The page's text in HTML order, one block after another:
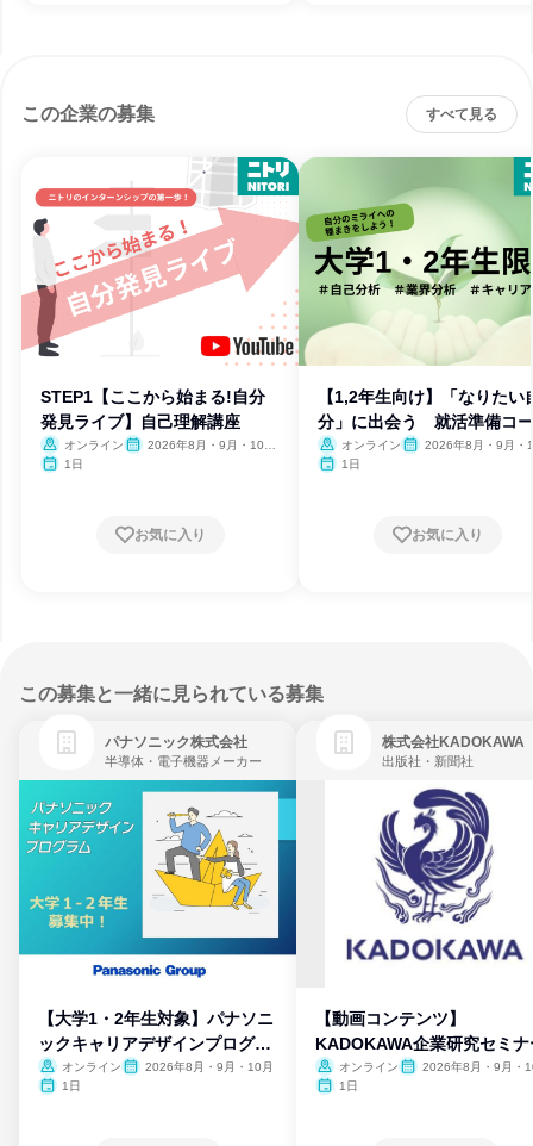
この企業の募集 すべて見る
STEP1【ここから始まる!自分
発見ライブ】自己理解講座
オンライン
2026年8月・9月・10
1日
お気に入り
【1,2年生向け】「なりたい
分」に出会う 就活準備コ
オンライン
2026年8月・9月・
1日
お気に入り
この募集と一緒に見られている募集
パナソニック株式会社
半導体・電子機器メーカー
【大学1・2年生対象】パナソニ
ックキャリアデザインプログラ
ム
オンライン
2026年8月・9月・10月
1日
株式会社KADOKAWA
出版社・新聞社
【動画コンテンツ】
KADOKAWA企業研究セミナ
オンライン
2026年8月・9月・
1日